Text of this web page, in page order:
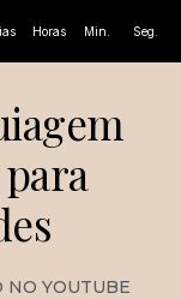
Horas Min. Seg.
NO YOUTUBE